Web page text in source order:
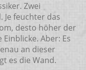
Zwei
Je feuchter das
desto höher der
Aber: Es
an dieser
es die Wand.